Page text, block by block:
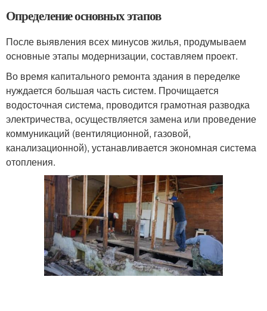
Определение основных этапов
После выявления всех минусов жилья, продумываем
основные этапы модернизации, составляем проект.
Во время капитального ремонта здания в переделке
нуждается большая часть систем. Прочищается
водосточная система, проводится грамотная разводка
электричества, осуществляется замена или проведение
коммуникаций (вентиляционной, газовой,
канализационной), устанавливается экономная система
отопления.